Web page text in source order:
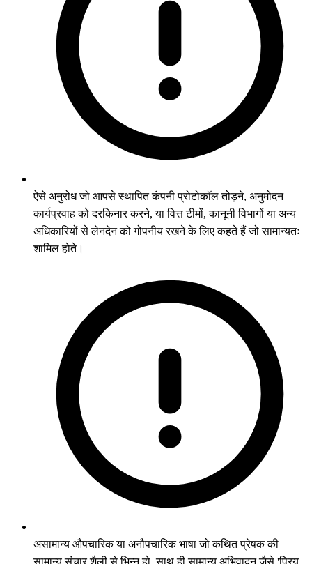
ऐसे अनुरोध जो आपसे स्थापित कंपनी प्रोटोकॉल तोड़ने, अनुमोदन
कार्यप्रवाह को दरकिनार करने, या वित्त टीमों, कानूनी विभागों या अन्य
अधिकारियों से लेनदेन को गोपनीय रखने के लिए कहते हैं जो सामान्यतः
शामिल होते।
असामान्य औपचारिक या अनौपचारिक भाषा जो कथित प्रेषक की
सामान्य संचार शैली से भिन्न हो, साथ ही सामान्य अभिवादन जैसे 'प्रिय